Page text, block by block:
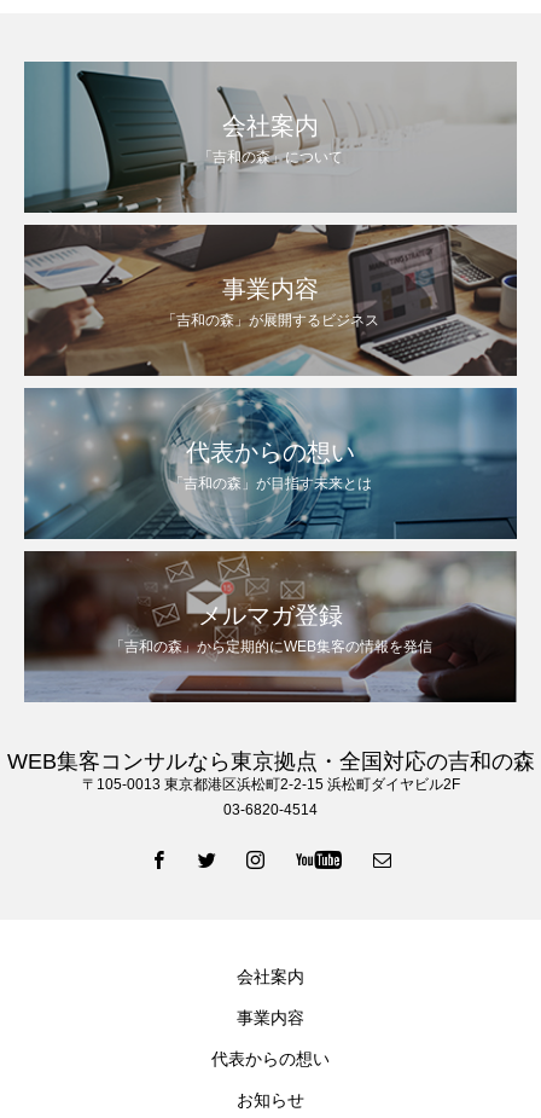
会社案内
「吉和の森」について
事業内容
「吉和の森」が展開するビジネス
代表からの想い
「吉和の森」が目指す未来とは
メルマガ登録
「吉和の森」から定期的にWEB集客の情報を発信
WEB集客コンサルなら東京拠点・全国対応の吉和の森
〒105‐0013 東京都港区浜松町2-2-15 浜松町ダイヤビル2F
03-6820-4514
会社案内
事業内容
代表からの想い
お知らせ